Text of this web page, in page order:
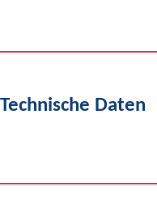
Technische Daten